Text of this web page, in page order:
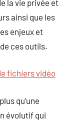
la vie privée et
ainsi que les
enjeux et
ces outils.
fichiers vidéo
qu’une
évolutif qui